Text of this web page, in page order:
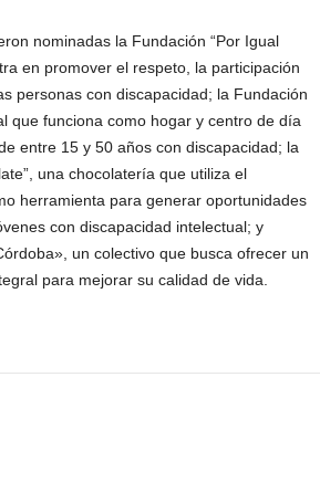
nominadas la Fundación “Por Igual
en promover el respeto, la participación
personas con discapacidad; la Fundación
que funciona como hogar y centro de día
entre 15 y 50 años con discapacidad; la
una chocolatería que utiliza el
herramienta para generar oportunidades
con discapacidad intelectual; y
un colectivo que busca ofrecer un
para mejorar su calidad de vida.